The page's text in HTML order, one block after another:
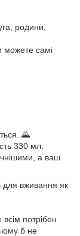
родини,
можете самі
🌄
330 мл.
а ваш
для вживання як
потрібен
б не